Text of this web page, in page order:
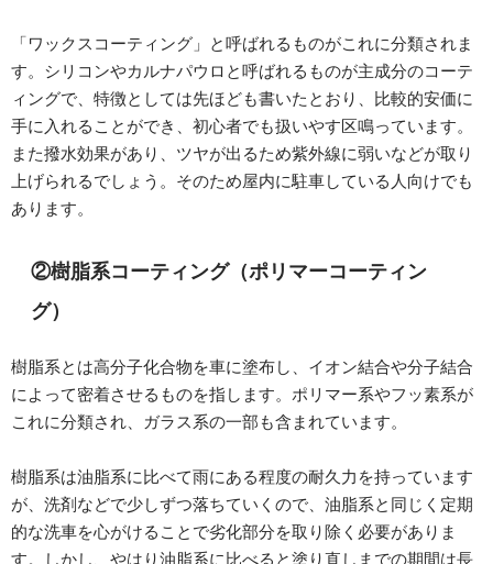
「ワックスコーティング」と呼ばれるものがこれに分類されま
す。シリコンやカルナパウロと呼ばれるものが主成分のコーテ
ィングで、特徴としては先ほども書いたとおり、比較的安価に
手に入れることができ、初心者でも扱いやす区鳴っています。
また撥水効果があり、ツヤが出るため紫外線に弱いなどが取り
上げられるでしょう。そのため屋内に駐車している人向けでも
あります。
②樹脂系コーティング（ポリマーコーティン
グ）
樹脂系とは高分子化合物を車に塗布し、イオン結合や分子結合
によって密着させるものを指します。ポリマー系やフッ素系が
これに分類され、ガラス系の一部も含まれています。
樹脂系は油脂系に比べて雨にある程度の耐久力を持っています
が、洗剤などで少しずつ落ちていくので、油脂系と同じく定期
的な洗車を心がけることで劣化部分を取り除く必要がありま
す。しかし、やはり油脂系に比べると塗り直しまでの期間は長